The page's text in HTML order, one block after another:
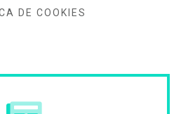
DE COOKIES